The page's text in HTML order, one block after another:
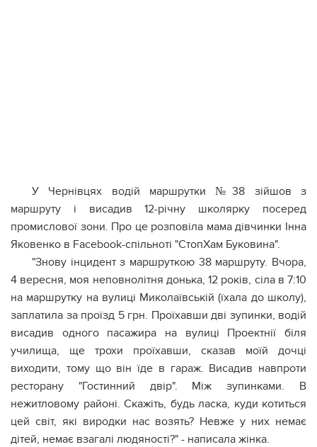
У Чернівцях водій маршрутки №38 зійшов з
маршруту і висадив 12-річну школярку посеред
промислової зони. Про це розповіла мама дівчинки Інна
Яковенко в Facebook-спільноті "СтопХам Буковина".
"Знову інцидент з маршруткою 38 маршруту. Вчора,
4 вересня, моя неповнолітня донька, 12 років, сіла в 7:10
на маршрутку на вулиці Миколаївській (їхала до школу),
заплатила за проїзд 5 грн. Проїхавши дві зупинки, водій
висадив одного пасажира на вулиці Проектнії біля
училища, ще трохи проїхавши, сказав моїй дочці
виходити, тому що він їде в гараж. Висадив навпроти
ресторану "Гостинний двір". Між зупинками. В
нежитловому районі. Скажіть, будь ласка, куди котиться
цей світ, які виродки нас возять? Невже у них немає
дітей, немає взагалі людяності?" - написала жінка.